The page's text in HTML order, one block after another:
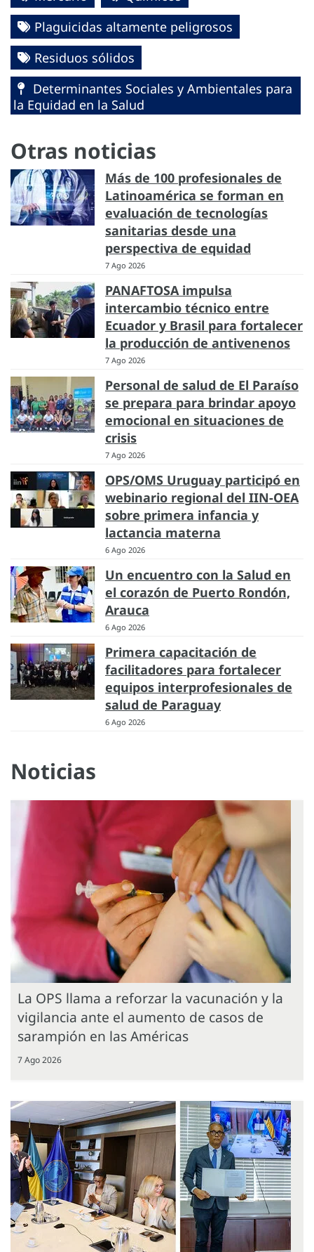
Plaguicidas altamente peligrosos
Residuos sólidos
Determinantes Sociales y Ambientales para
la Equidad en la Salud
Otras noticias
Más de 100 profesionales de
Latinoamérica se forman en
evaluación de tecnologías
sanitarias desde una
perspectiva de equidad
7 Ago 2026
PANAFTOSA impulsa
intercambio técnico entre
Ecuador y Brasil para fortalecer
la producción de antivenenos
7 Ago 2026
Personal de salud de El Paraíso
se prepara para brindar apoyo
emocional en situaciones de
crisis
7 Ago 2026
OPS/OMS Uruguay participó en
webinario regional del IIN-OEA
sobre primera infancia y
lactancia materna
6 Ago 2026
Un encuentro con la Salud en
el corazón de Puerto Rondón,
Arauca
6 Ago 2026
Primera capacitación de
facilitadores para fortalecer
equipos interprofesionales de
salud de Paraguay
6 Ago 2026
Noticias
La OPS llama a reforzar la vacunación y la
vigilancia ante el aumento de casos de
sarampión en las Américas
7 Ago 2026